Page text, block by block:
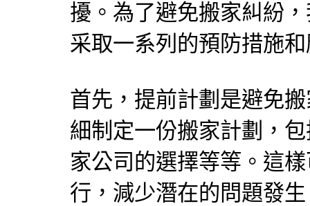
擾。為了避免搬家糾紛
采取一系列的預防措施
首先，提前計劃是避免
細制定一份搬家計劃，
家公司的選擇等等。這
行，減少潛在的問題發